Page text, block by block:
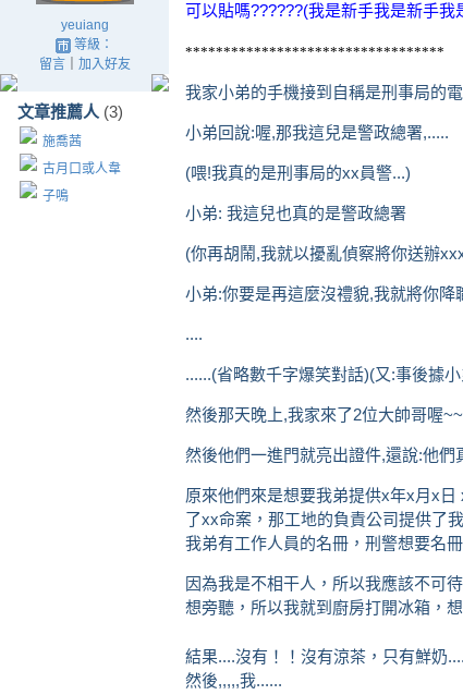
yeuiang
等級：
留言｜ 加入好友
文章推薦人 (3)
施喬茜
古月口或人韋
子鳴
可以貼嗎??????(我是新手我是新手我
**********************************
我家小弟的手機接到自稱是刑事局的
小弟回說:喔,那我這兒是警政總署,.....
(喂!我真的是刑事局的xx員警...)
小弟: 我這兒也真的是警政總署
(你再胡鬧,我就以擾亂偵察將你送辦
小弟:你要是再這麼沒禮貌,我就將你降
....
......(省略數千字爆笑對話)(又:事後據
然後那天晚上,我家來了2位大帥哥喔
然後他們一進門就亮出證件,還說:他們
原來他們來是想要我弟提供x年x月x
了xx命案，那工地的負責公司提供了
我弟有工作人員的名冊，刑警想要名
因為我是不相干人，所以我應該不可
想旁聽，所以我就到廚房打開冰箱，
結果....沒有！！沒有涼茶，只有鮮奶
然後,,,,,我......